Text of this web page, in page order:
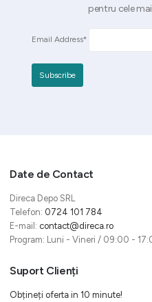
pentru cele
Email Address*
Date de Contact
Direca Depo SRL
Telefon: 0724 101 784
E-mail: contact@direca.ro
Program: Luni - Vineri / 09:00 -
Suport Clienți
Obțineți oferta in 10 minute!